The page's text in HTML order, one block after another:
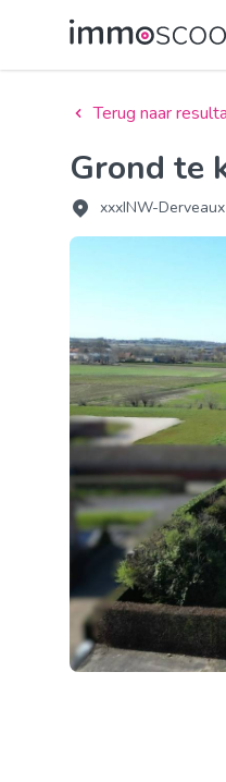
Terug naar
Grond
xxxINW-